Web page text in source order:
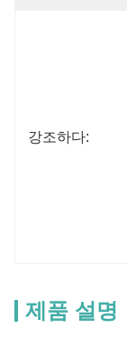
강조하다:
제품 설명